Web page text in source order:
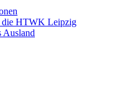
die HTWK Leipzig
Ausland